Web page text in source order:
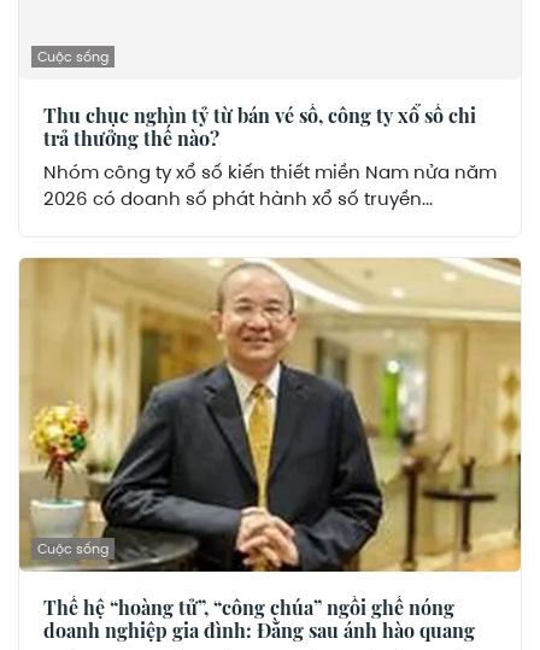
Cuộc sống
Thu chục nghìn tỷ từ bán vé số, công ty xổ số chi
trả thưởng thế nào?
Nhóm công ty xổ số kiến thiết miền Nam nửa năm
2026 có doanh số phát hành xổ số truyền...
Cuộc sống
Thế hệ “hoàng tử”, “công chúa” ngồi ghế nóng
doanh nghiệp gia đình: Đằng sau ánh hào quang